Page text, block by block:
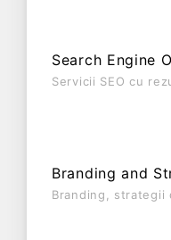
entitate activa din
de TVA.
Search Engine
Servicii SEO cu
Branding and
Branding, strategii